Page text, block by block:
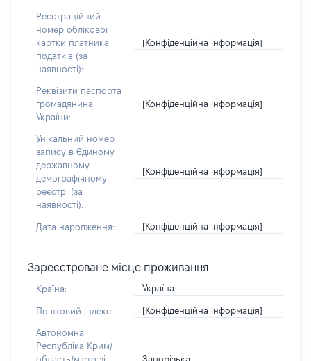
Реєстраційний
номер облікової
картки платника
податків (за
наявності):
[Конфіденційна інформація]
Реквізити паспорта
громадянина
України:
[Конфіденційна інформація]
Унікальний номер
запису в Єдиному
державному
демографічному
реєстрі (за
наявності):
[Конфіденційна інформація]
Дата народження: [Конфіденційна інформація]
Зареєстроване місце проживання
Країна: Україна
Поштовий індекс: [Конфіденційна інформація]
Автономна
Республіка Крим/
область/місто зі
Запорізька